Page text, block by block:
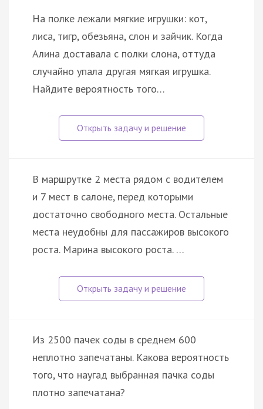
На полке лежали мягкие игрушки: кот,
лиса, тигр, обезьяна, слон и зайчик. Когда
Алина доставала с полки слона, оттуда
случайно упала другая мягкая игрушка.
Найдите вероятность того…
В маршрутке 2 места рядом с водителем
и 7 мест в салоне, перед которыми
достаточно свободного места. Остальные
места неудобны для пассажиров высокого
роста. Марина высокого роста. …
Из 2500 пачек соды в среднем 600
неплотно запечатаны. Какова вероятность
того, что наугад выбранная пачка соды
плотно запечатана?